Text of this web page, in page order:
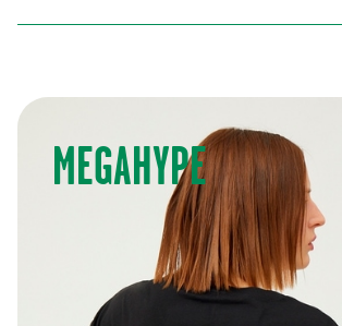
OVERSIZED T-SHIRT
250,00 kr(
MEGAHYPE